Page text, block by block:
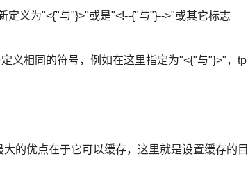
定义为"<{"与"}>"或是"<!--{"与"}-->"或其它标志
义相同的符号，例如在这里指定为"<{"与"}>"，tp
的优点在于它可以缓存，这里就是设置缓存的目